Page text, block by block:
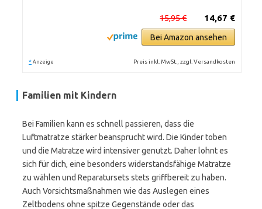
14,67 €
15,95 €
Bei Amazon ansehen
* Anzeige Preis inkl. MwSt., zzgl. Versandkosten
Familien mit Kindern
Bei Familien kann es schnell passieren, dass die
Luftmatratze stärker beansprucht wird. Die Kinder toben
und die Matratze wird intensiver genutzt. Daher lohnt es
sich für dich, eine besonders widerstandsfähige Matratze
zu wählen und Reparatursets stets griffbereit zu haben.
Auch Vorsichtsmaßnahmen wie das Auslegen eines
Zeltbodens ohne spitze Gegenstände oder das